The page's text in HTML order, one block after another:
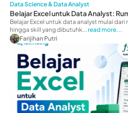
Data Science & Data Analyst
Belajar Excel untuk Data Analyst:
Belajar Excel untuk data analyst mulai
hingga skill yang dibutuhk...read more...
Farijihan Putri